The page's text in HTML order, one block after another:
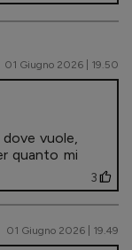
01 Giugno 2026 | 19.50
vuole,
quanto mi
3
01 Giugno 2026 | 19.49